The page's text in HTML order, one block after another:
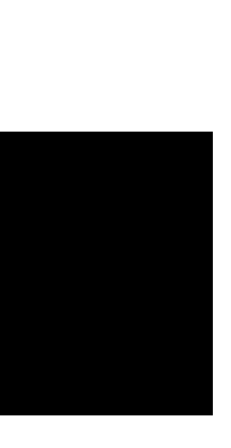
sur votre mobile